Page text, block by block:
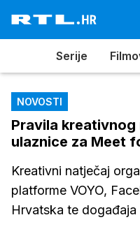
Serije
NOVOSTI
Pravila
ulaznice za Meet
Kreativni natječaj
platforme VOYO,
Hrvatska te